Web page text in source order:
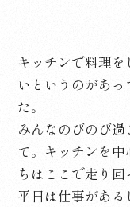
キッチンで料理
いというのがあ
た。
みんなのびのび
て。キッチンを
ちはここで走り回
平日は仕事があ